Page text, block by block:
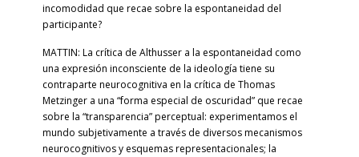
incomodidad que recae sobre la espontaneidad del
participante?
MATTIN: La crítica de Althusser a la espontaneidad como
una expresión inconsciente de la ideología tiene su
contraparte neurocognitiva en la crítica de Thomas
Metzinger a una “forma especial de oscuridad” que recae
sobre la “transparencia” perceptual: experimentamos el
mundo subjetivamente a través de diversos mecanismos
neurocognitivos y esquemas representacionales; la